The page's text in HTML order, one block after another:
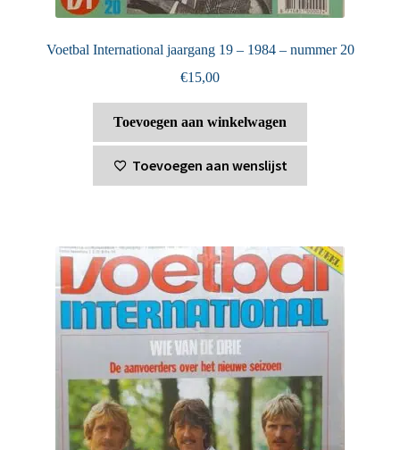
Voetbal International jaargang 19 – 1984 – nummer 20
€15,00
Toevoegen aan winkelwagen
Toevoegen aan wenslijst